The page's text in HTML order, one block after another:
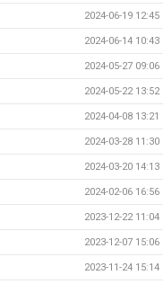
2024-06-19 12:45
2024-06-14 10:43
2024-05-27 09:06
2024-05-22 13:52
2024-04-08 13:21
2024-03-28 11:30
2024-03-20 14:13
2024-02-06 16:56
2023-12-22 11:04
2023-12-07 15:06
2023-11-24 15:14